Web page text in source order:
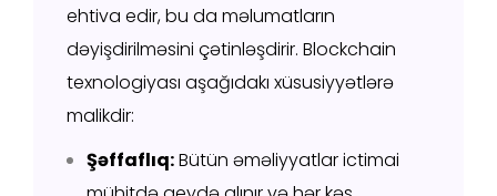
ehtiva edir, bu da məlumatların
dəyişdirilməsini çətinləşdirir. Blockchain
texnologiyası aşağıdakı xüsusiyyətlərə
malikdir:
Şəffaflıq:Bütün əməliyyatlar ictimai